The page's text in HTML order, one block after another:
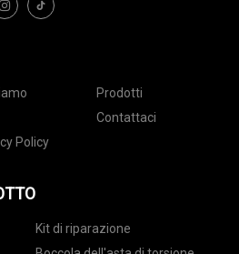
Prodotti
Contattaci
Policy
Kit di riparazione